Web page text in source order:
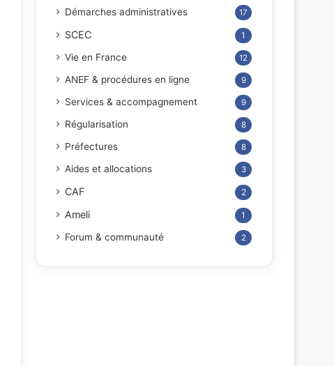
Démarches administratives 17
SCEC 1
Vie en France 12
ANEF & procédures en ligne 9
Services & accompagnement 9
Régularisation 8
Préfectures 8
Aides et allocations 3
CAF 2
Ameli 1
Forum & communauté 2